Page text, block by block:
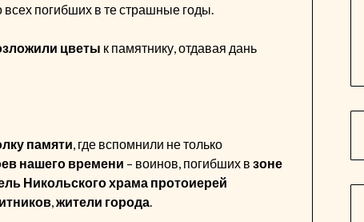
всех погибших в те страшные годы.
цветы к памятнику, отдавая дань
памяти , где вспомнили не только
нашего времени – воинов, погибших взоне
Никольского храма протоиерей
,жители города